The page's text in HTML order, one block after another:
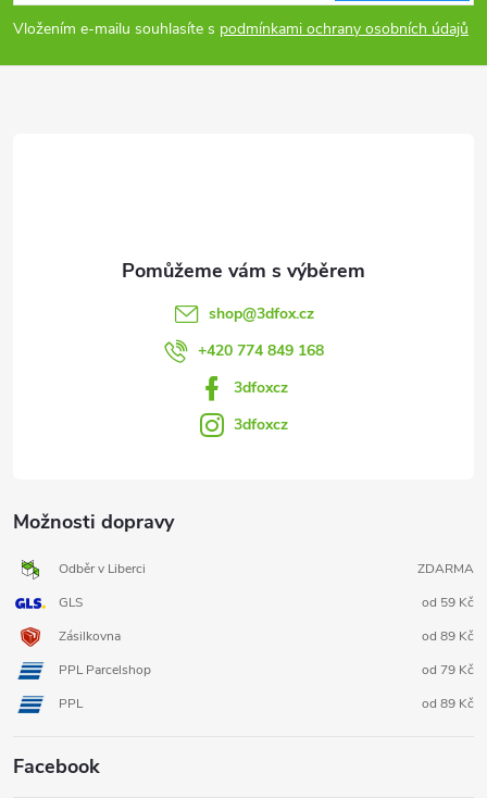
p
a
Vložením e-mailu souhlasíte s podmínkami ochrany osobních údajů
Možnosti dopravy
Odběr v Liberci
ZDARMA
GLS
od 59 Kč
Zásilkovna
od 89 Kč
PPL Parcelshop
od 79 Kč
PPL
od 89 Kč
Facebook
shop@3dfox.cz
+420 774 849 168
3dfoxcz
3dfoxcz